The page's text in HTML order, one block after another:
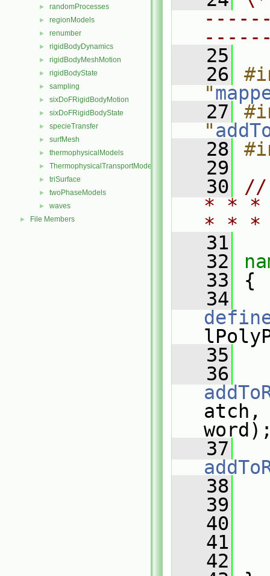
► randomProcesses
► regionModels
► renumber
► rigidBodyDynamics
► rigidBodyMeshMotion
► rigidBodyState
► sampling
► sixDoFRigidBodyMotion
► sixDoFRigidBodyState
► specieTransfer
► surfMesh
► thermophysicalModels
► ThermophysicalTransportModels
► triSurface
► twoPhaseModels
► waves
► File Members
   25
   26
"
   27
"
   28
   29
   30
//
* * *
* *
   31
   32
   33
{
   34
   35
   36
atch,
   37
   38
   39
   40
   41
   42